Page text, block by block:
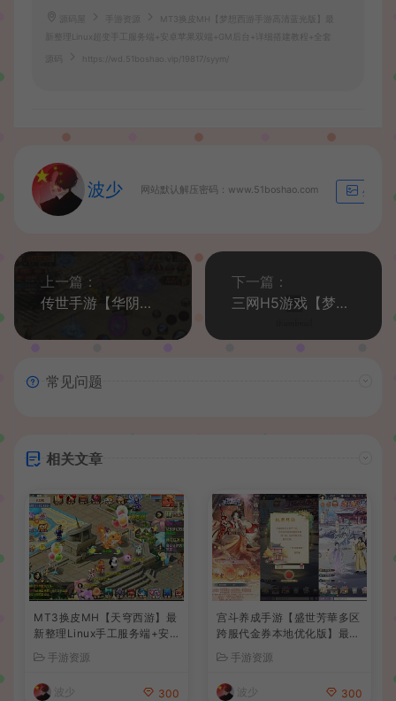
手游资源
MT3换皮MH【梦想西游手游高清蓝光版】最
新整理Linux超变手工服务端+安卓苹果双端+GM后台+详细搭建教程+全套
https://wd.51boshao.vip/19817/syym/
波少 网站默认解压密码：www.51boshao.com 生成海
上一篇：
传世手游【华阴龙魂复古打金版】最新整理单机一键即玩镜像端+Linux手工服务端+安卓+GM授权后台+详细搭建教程
下一篇：
三网H5游戏【梦幻契约H5修复版】最新整理单机一键即玩镜像端+Linux手工服务端+多区跨服+管理后台+GM授权后台+详细搭建教程
常见问题
相关文章
MT3换皮MH【天穹西游】最
新整理Linux手工服务端+安
建教程+全套源码+视频教程
手游资源
波少 300
宫斗养成手游【盛世芳華多区
跨服代金券本地优化版】最新
手工服务端+CDK授权后台
+安卓+详细搭建教程
手游资源
波少 300